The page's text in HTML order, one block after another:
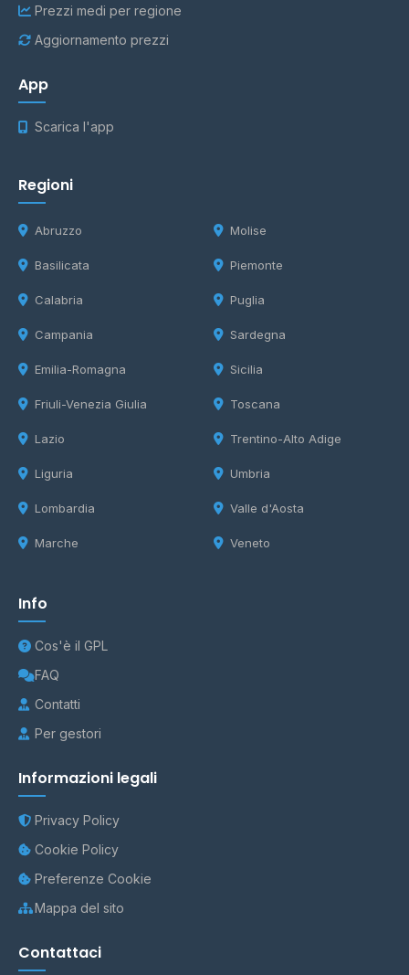
Prezzi medi per regione
Aggiornamento prezzi
App
Scarica l'app
Regioni
Abruzzo
Basilicata
Calabria
Campania
Emilia-Romagna
Friuli-Venezia Giulia
Lazio
Liguria
Lombardia
Marche
Molise
Piemonte
Puglia
Sardegna
Sicilia
Toscana
Trentino-Alto Adige
Umbria
Valle d'Aosta
Veneto
Info
Cos'è il GPL
FAQ
Contatti
Per gestori
Informazioni legali
Privacy Policy
Cookie Policy
Preferenze Cookie
Mappa del sito
Contattaci